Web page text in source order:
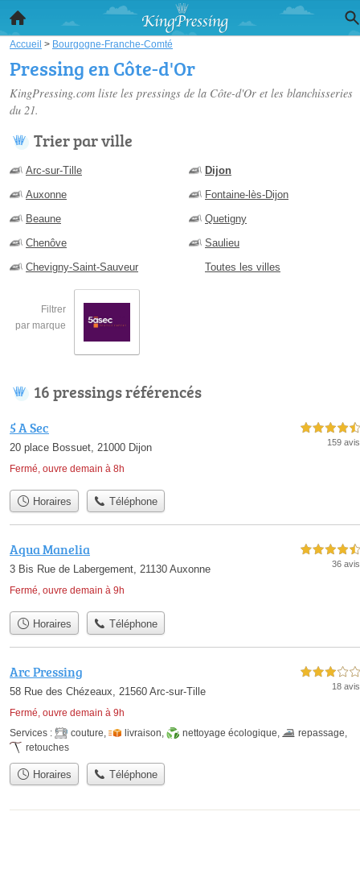
Accueil > Bourgogne-Franche-Comté
Pressing en Côte-d'Or
KingPressing.com liste les pressings de la Côte-d'Or et les blanchisseries
du 21.
Trier par ville
Arc-sur-Tille
Auxonne
Beaune
Chenôve
Chevigny-Saint-Sauveur
Dijon
Fontaine-lès-Dijon
Quetigny
Saulieu
Toutes les villes
Filtrer
par marque
16 pressings référencés
5 A Sec
20 place Bossuet, 21000 Dijon
Fermé, ouvre demain à 8h
4,5 étoiles sur 5
159 avis
Horaires Téléphone
Aqua Manelia
3 Bis Rue de Labergement, 21130 Auxonne
Fermé, ouvre demain à 9h
4,5 étoiles sur 5
36 avis
Horaires Téléphone
Arc Pressing
58 Rue des Chézeaux, 21560 Arc-sur-Tille
Fermé, ouvre demain à 9h
3,0 étoiles sur 5
18 avis
Services : couture livraison nettoyage écologique repassage
retouches
Horaires Téléphone